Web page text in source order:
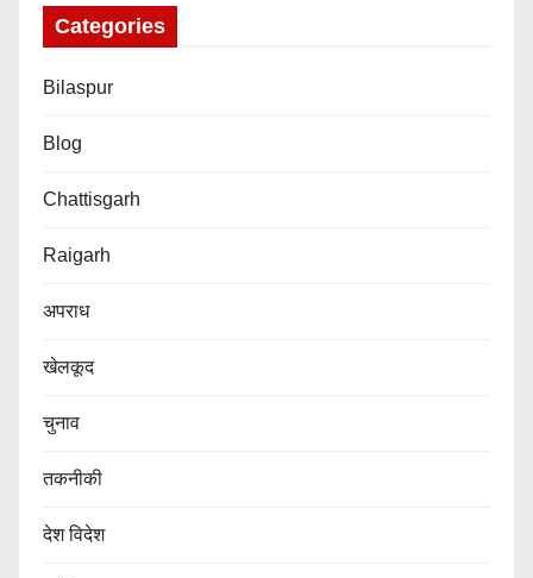
Categories
Bilaspur
Blog
Chattisgarh
Raigarh
अपराध
खेलकूद
चुनाव
तकनीकी
देश विदेश